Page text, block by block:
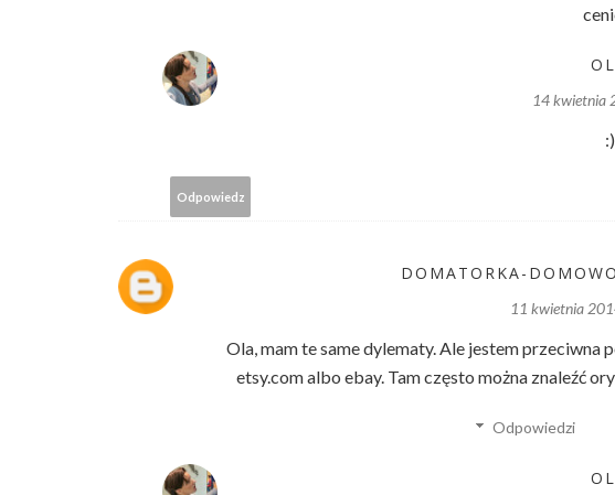
14 kwietnia
:)
Odpowiedz
DOMATORKA-
11 kwietnia
Ola, mam te same dylematy. Ale jestem przeciwna
etsy.com albo ebay. Tam często można znaleźć
Odpowiedzi